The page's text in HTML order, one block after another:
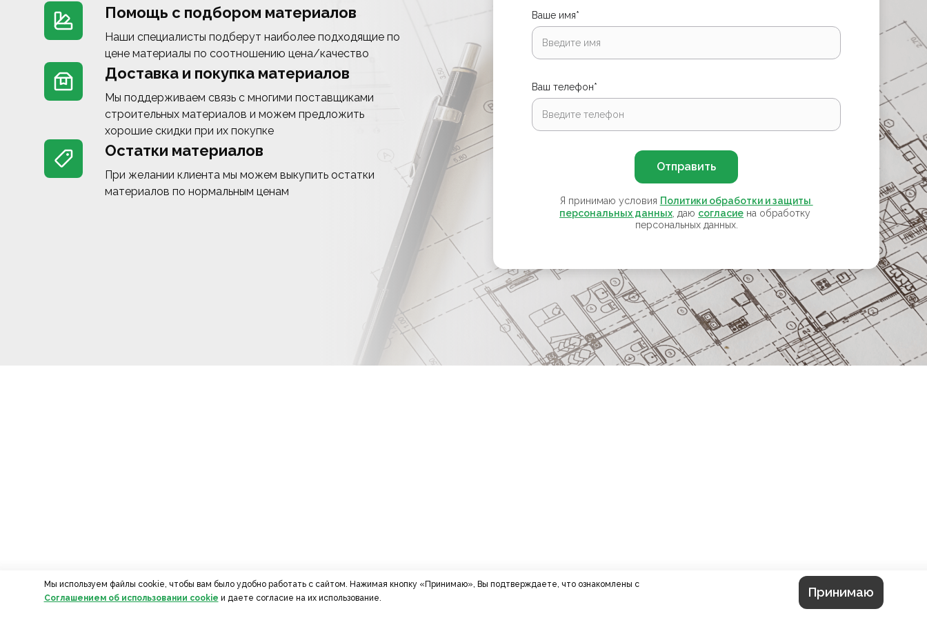
Помощь с подбором материалов
Наши специалисты подберут наиболее подходящие по
цене материалы по соотношению цена/качество
Доставка и покупка материалов
Мы поддерживаем связь с многими поставщиками
строительных материалов и можем предложить
хорошие скидки при их покупке
Остатки материалов
При желании клиента мы можем выкупить остатки
материалов по нормальным ценам
Ваше имя*
Ваш телефон*
Отправить
Я принимаю условия Политики обработки и защиты
персональных данных , даю согласие на обработку
персональных данных.
Мы используем файлы cookie, чтобы вам было удобно работать с сайтом. Нажимая кнопку «Принимаю», Вы подтверждаете, что ознакомлены с
Соглашением об использовании cookie и даете согласие на их использование. Принимаю